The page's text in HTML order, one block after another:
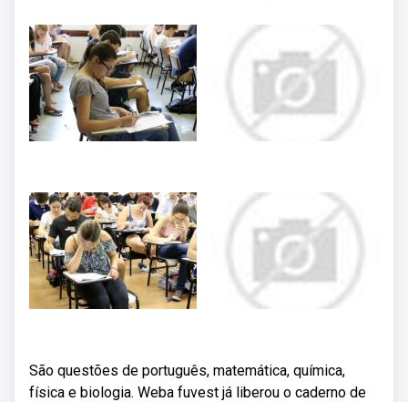
São questões de português, matemática, química,
física e biologia. Weba fuvest já liberou o caderno de